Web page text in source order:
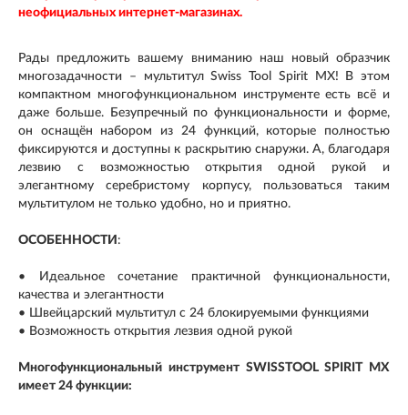
неофициальных интернет-магазинах.
Рады предложить вашему вниманию наш новый образчик
многозадачности – мультитул Swiss Tool Spirit MX! В этом
компактном многофункциональном инструменте есть всё и
даже больше. Безупречный по функциональности и форме,
он оснащён набором из 24 функций, которые полностью
фиксируются и доступны к раскрытию снаружи. А, благодаря
лезвию с возможностью открытия одной рукой и
элегантному серебристому корпусу, пользоваться таким
мультитулом не только удобно, но и приятно.
ОСОБЕННОСТИ :
• Идеальное сочетание практичной функциональности,
качества и элегантности
• Швейцарский мультитул с 24 блокируемыми функциями
• Возможность открытия лезвия одной рукой
Многофункциональный инструмент SWISSTOOL SPIRIT MX
имеет 24 функции: